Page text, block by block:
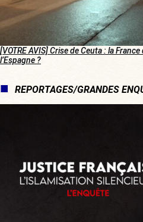
[VOTRE AVIS] Crise de Ceuta : la
l’Espagne ?
REPORTAGES/GRANDES